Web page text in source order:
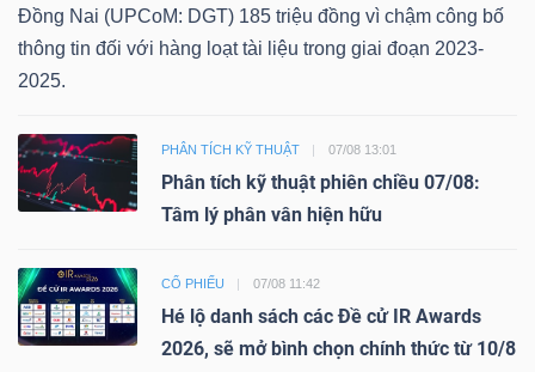
Đồng Nai (UPCoM: DGT) 185 triệu đồng vì chậm công bố
thông tin đối với hàng loạt tài liệu trong giai đoạn 2023-
2025.
PHÂN TÍCH KỸ THUẬT 07/08 13:01
Phân tích kỹ thuật phiên chiều 07/08:
Tâm lý phân vân hiện hữu
CỔ PHIẾU 07/08 11:42
Hé lộ danh sách các Đề cử IR Awards
2026, sẽ mở bình chọn chính thức từ 10/8